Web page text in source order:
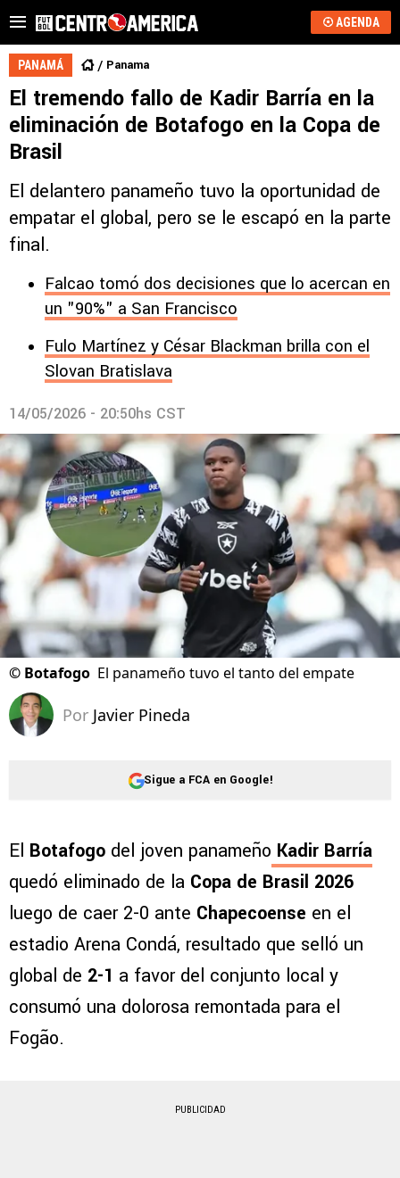
AGENDA
PANAMÁ Panama
El tremendo fallo de Kadir Barría en la
eliminación de Botafogo en la Copa de
Brasil
El delantero panameño tuvo la oportunidad de
empatar el global, pero se le escapó en la parte
final.
Falcao tomó dos decisiones que lo acercan en
un "90%" a San Francisco
Fulo Martínez y César Blackman brilla con el
Slovan Bratislava
14/05/2026 - 20:50hs CST
© Botafogo El panameño tuvo el tanto del empate
Por Javier Pineda
Sigue a FCA en Google!
El Botafogo del joven panameño Kadir Barría
quedó eliminado de la Copa de Brasil 2026
luego de caer 2-0 ante Chapecoense en el
estadio Arena Condá, resultado que selló un
global de 2-1 a favor del conjunto local y
consumó una dolorosa remontada para el
Fogão.
PUBLICIDAD